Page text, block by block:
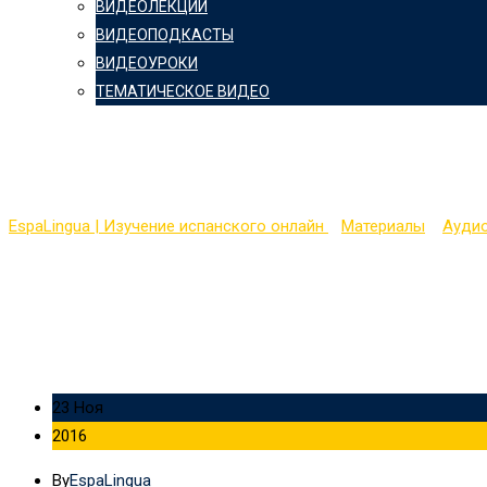
ВИДЕОЛЕКЦИИ
ВИДЕОПОДКАСТЫ
ВИДЕОУРОКИ
ТЕМАТИЧЕСКОЕ ВИДЕО
EspaLingua | Изучение испанского онлайн Материалы
23 Ноя
2016
ByEspaLingua